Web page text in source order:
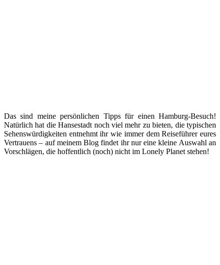
Das sind meine persönlichen Tipps für einen Hamburg-Besuch!
Natürlich hat die Hansestadt noch viel mehr zu bieten, die typischen
Sehenswürdigkeiten entnehmt ihr wie immer dem Reiseführer eures
Vertrauens – auf meinem Blog findet ihr nur eine kleine Auswahl an
Vorschlägen, die hoffentlich (noch) nicht im Lonely Planet stehen!